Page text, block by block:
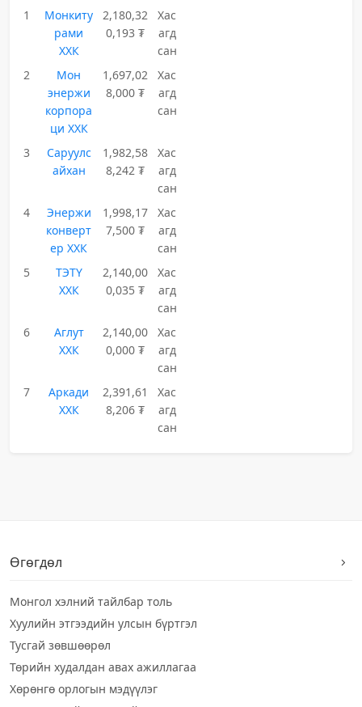
1
Монкиту
рами
ХХК
2,180,32
0,193 ₮
Хас
агд
сан
2
Мон
энержи
корпора
ци ХХК
1,697,02
8,000 ₮
Хас
агд
сан
3
Саруулс
айхан
1,982,58
8,242 ₮
Хас
агд
сан
4
Энержи
конверт
ер ХХК
1,998,17
7,500 ₮
Хас
агд
сан
5
ТЭТҮ
ХХК
2,140,00
0,035 ₮
Хас
агд
сан
6
Аглут
ХХК
2,140,00
0,000 ₮
Хас
агд
сан
7
Аркади
ХХК
2,391,61
8,206 ₮
Хас
агд
сан
Өгөгдөл
Монгол хэлний тайлбар толь
Хуулийн этгээдийн улсын бүртгэл
Тусгай зөвшөөрөл
Төрийн худалдан авах ажиллагаа
Хөрөнгө орлогын мэдүүлэг